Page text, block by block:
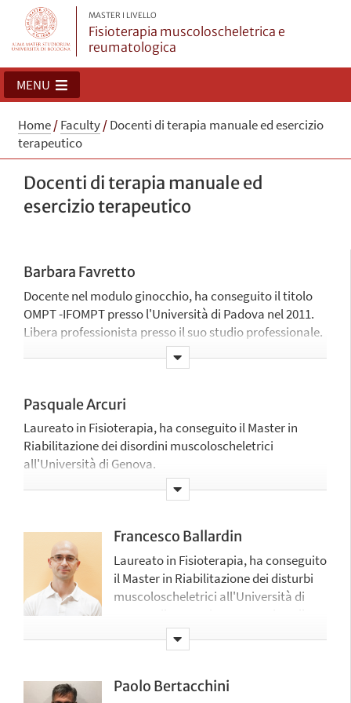
MASTER I LIVELLO
Fisioterapia muscoloscheletrica e
reumatologica
MENU
Home/Faculty/Docenti di terapia manuale ed esercizio
terapeutico
Docenti di terapia manuale ed
esercizio terapeutico
Barbara Favretto
Docente nel modulo ginocchio, ha conseguito il titolo
OMPT -IFOMPT presso l'Università di Padova nel 2011.
Libera professionista presso il suo studio professionale.
Pasquale Arcuri
Laureato in Fisioterapia, ha conseguito il Master in
Riabilitazione dei disordini muscoloscheletrici
all'Università di Genova.
È terapista ortopedico manipolativo (OMT) con
Italiana Riabilitazione Mano (AIRM), riconosciuta dalla
Federazione Europea delle Società per la Terapia della
Mano (EFSHT).
Professore a contratto per il Master in Terapia manuale
e riabilitazione muscoloscheletrica dell’Università di
Padova, svolge attività libero-professionale di
fisioterapista.
Francesco Ballardin
Laureato in Fisioterapia, ha conseguito
il Master in Riabilitazione dei disturbi
muscoloscheletrici all'Università di
disfunzioni neuro-muscoloscheletriche
all'Università di Verona, il Master in
l’Università di Bologna.
Paolo Bertacchini